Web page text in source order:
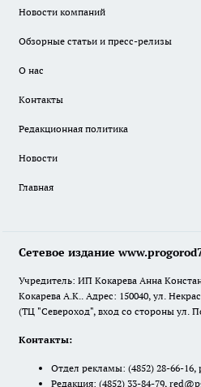
Новости компаний
Обзорные статьи и пресс-релизы
О нас
Контакты
Редакционная политика
Новости
Главная
Сетевое издание
Учредитель: ИП Кокарева Анна
Кокарева А.К.. Адрес: 150040, ул.
(ТЦ "Североход", вход со стороны ул.
Контакты:
Отдел рекламы: (4852) 28-66-16,
Редакция: (4852) 33-84-79,